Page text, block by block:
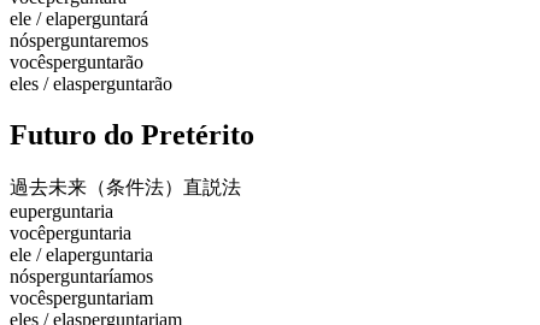
ele / elaperguntará
nósperguntaremos
vocêsperguntarão
eles / elasperguntarão
Futuro do Pretérito
過去未来（条件法） 直説法
euperguntaria
vocêperguntaria
ele / elaperguntaria
nósperguntaríamos
vocêsperguntariam
eles / elasperguntariam